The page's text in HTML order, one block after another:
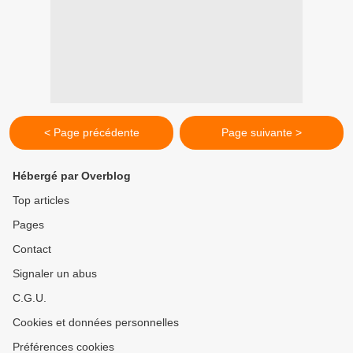
< Page précédente Page suivante >
Hébergé par Overblog
Top articles
Pages
Contact
Signaler un abus
C.G.U.
Cookies et données personnelles
Préférences cookies